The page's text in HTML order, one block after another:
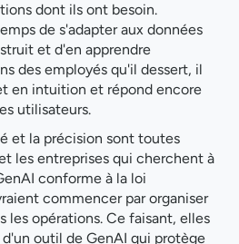
dont ils ont besoin.
de s'adapter aux données
et d'en apprendre
des employés qu'il dessert, il
en intuition et répond encore
utilisateurs.
et la précision sont toutes
les entreprises qui cherchent à
conforme à la loi
commencer par organiser
les opérations. Ce faisant, elles
outil de GenAI qui protège